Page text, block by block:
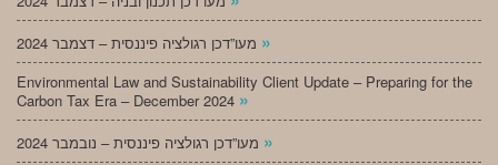
»
Environmental Law and Sustainability Client Update – Preparing for the
Carbon Tax Era – December 2024 »
»